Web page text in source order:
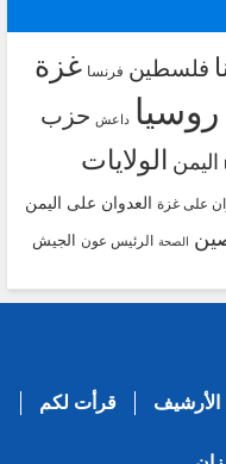
فلسطين فرنسا غزة
روسيا داعش حزب
اليمن
الولايات
على غزة العدوان على اليمن
الصحة الرئيس عون
الجيش
الأرشيف قرأت لكم